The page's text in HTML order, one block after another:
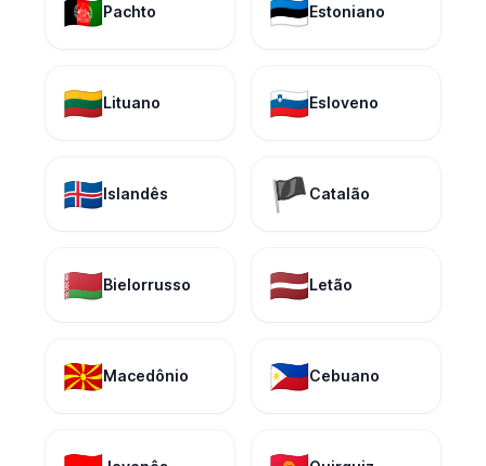
🇦🇫Pachto 🇪🇪Estoniano
🇱🇹Lituano 🇸🇮Esloveno
🇮🇸Islandês 🏴 Catalão
🇧🇾Bielorrusso 🇱🇻Letão
🇲🇰Macedônio 🇵🇭Cebuano